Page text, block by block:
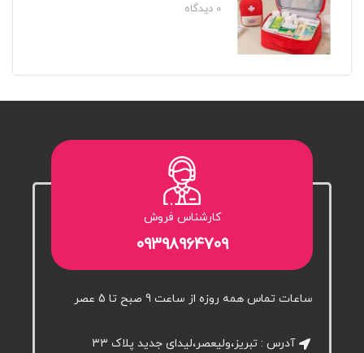
0دیدگاه‌
کارشناس فروش
۰۹۳۹۸۹۶۴۷۰۹
ساعات تماس همه روزه از ساعت 9 صبح تا 5 عصر
آدرس : تبریز،ولیعصر،لیدای جدید پلاک ۳۳